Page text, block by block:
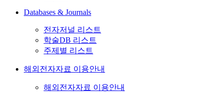
Databases & Journals
전자저널 리스트
학술DB 리스트
주제별 리스트
해외전자자료 이용안내
해외전자자료 이용안내